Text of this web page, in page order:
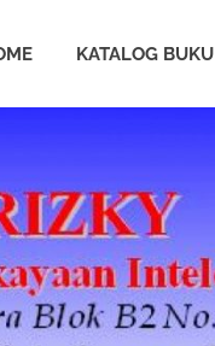
KATALOG BUKU